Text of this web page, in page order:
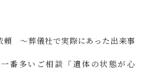
頼 ～葬儀社で実際にあった出来事
番多いご相談「遺体の状態が心